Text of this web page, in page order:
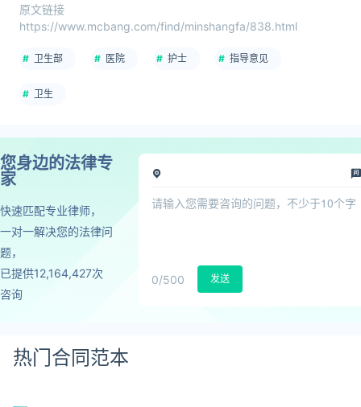
原文链接
https://www.mcbang.com/find/minshangfa/838.html
卫生部 医院 护士 指导意见
卫生
您身边的法律专
家
快速匹配专业律师，
一对一解决您的法律问
题，
已提供12,164,427次
咨询
0/500 发送
热门合同范本